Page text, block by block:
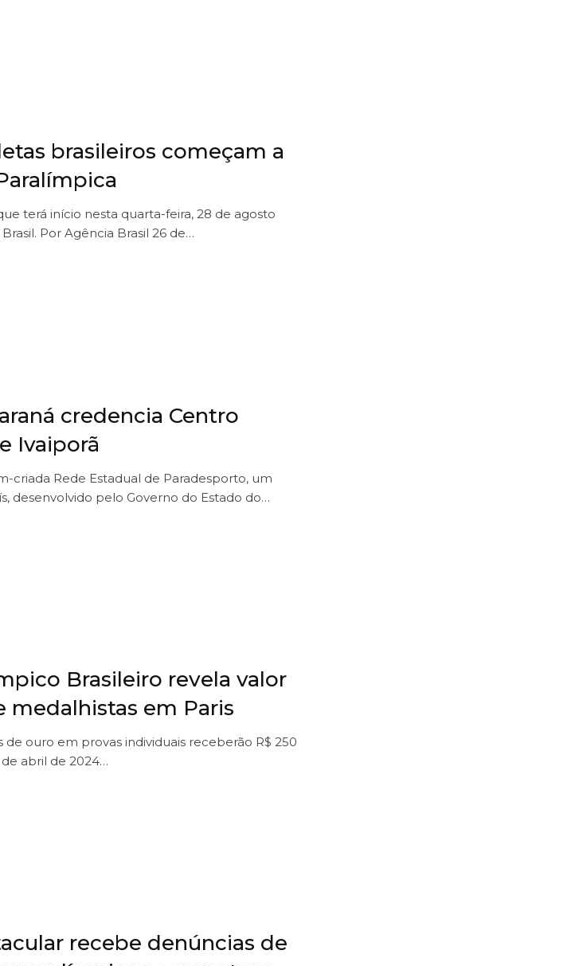
brasileiros começam a
terá início nesta quarta-feira, 28 de agosto
Por Agência Brasil 26 de…
credencia Centro
Ivaiporã
criada Rede Estadual de Paradesporto, um
desenvolvido pelo Governo do Estado do…
Brasileiro revela valor
medalhistas em Paris
de ouro em provas individuais receberão R$ 250
abril de 2024…
recebe denúncias de